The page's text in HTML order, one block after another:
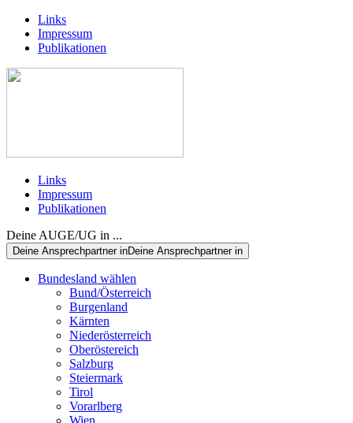
Links
Impressum
Publikationen
Links
Impressum
Publikationen
Deine AUGE/UG in ...
Deine Ansprechpartner inDeine Ansprechpartner in
Bundesland wählen
Bund/Österreich
Burgenland
Kärnten
Niederösterreich
Oberöstereich
Salzburg
Steiermark
Tirol
Vorarlberg
Wien